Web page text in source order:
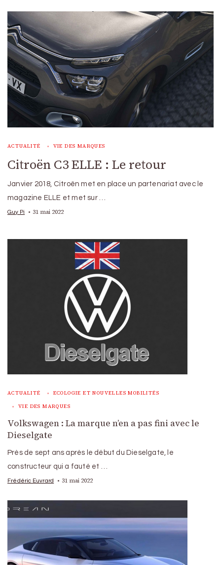
ACTUALITÉ VIE DES MARQUES
Citroën C3 ELLE : Le retour
Janvier 2018, Citroën met en place un partenariat avec le
magazine ELLE et met sur …
Guy Pi 31 mai 2022
ACTUALITÉ ECOLOGIE ET NOUVELLES MOBILITÉS
VIE DES MARQUES
Volkswagen : La marque n’en a pas fini avec le
Dieselgate
Près de sept ans après le début du Dieselgate, le
constructeur qui a fauté et …
Frédéric Euvrard 31 mai 2022